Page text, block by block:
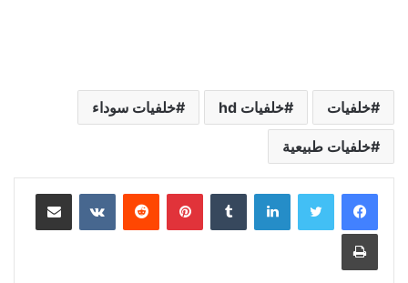
خلفيات خلفيات hd خلفيات سوداء
خلفيات طبيعية
لينكدإن بينتيريست مشاركة عبر البريد
طباعة